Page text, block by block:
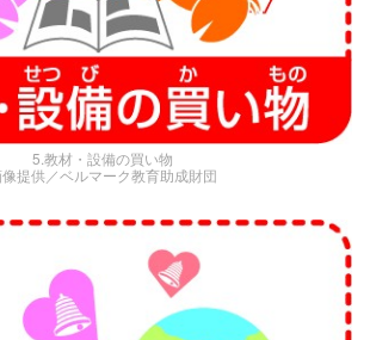
5.教材・設備の買い物
像提供／ベルマーク教育助成財団